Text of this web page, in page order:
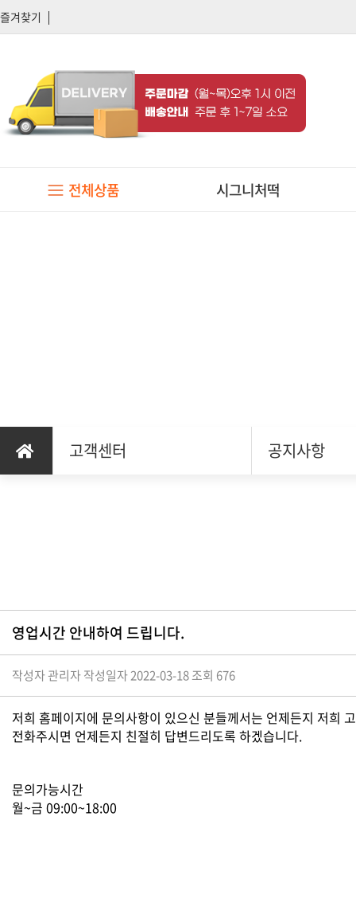
즐겨찾기
전체상품 시그니처떡
고객센터 공지사항
영업시간 안내하여 드립니다.
작성자 관리자작성일자 2022-03-18조회 676
저희 홈페이지에 문의사항이 있으신 분들께서는 언제든지 저희
전화주시면 언제든지 친절히 답변드리도록 하겠습니다.
문의가능시간
월~금 09:00~18:00